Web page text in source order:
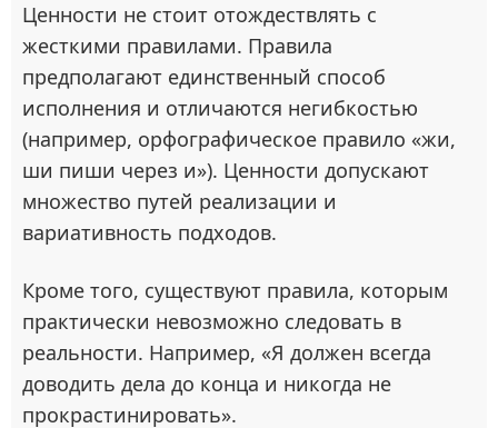
Ценности не стоит отождествлять с
жесткими правилами. Правила
предполагают единственный способ
исполнения и отличаются негибкостью
(например, орфографическое правило «жи,
ши пиши через и»). Ценности допускают
множество путей реализации и
вариативность подходов.
Кроме того, существуют правила, которым
практически невозможно следовать в
реальности. Например, «Я должен всегда
доводить дела до конца и никогда не
прокрастинировать».